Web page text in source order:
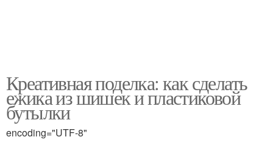
Креативная поделка: как сделать
ежика из шишек и пластиковой
бутылки
encoding="UTF-8"